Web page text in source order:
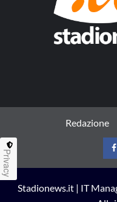
Redazione
Stadionews.it | IT
Privacy